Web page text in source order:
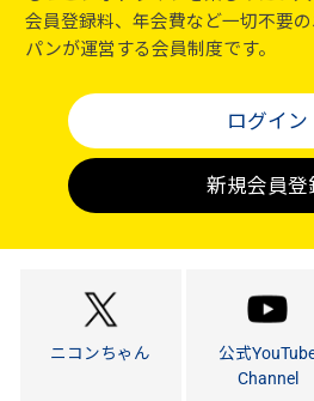
会員登録料、年会費など一切不要
パンが運営する会員制度です。
ログイン
新規会員登
ニコンちゃん
公式
Channel